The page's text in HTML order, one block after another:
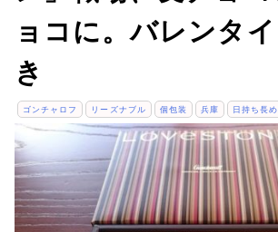
ョコに。バレンタ
き
ゴンチャロフ リーズナブル 個包装 兵庫 日持ち長め